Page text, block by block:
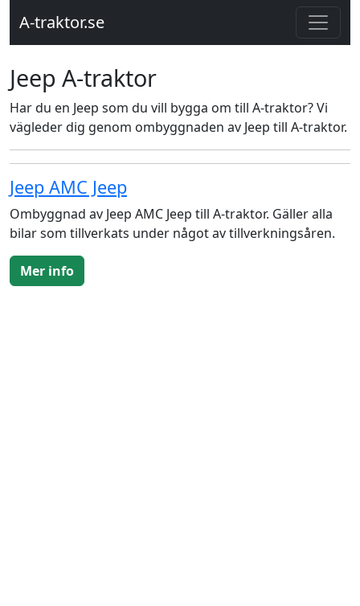
A-traktor.se
Jeep A-traktor
Har du en Jeep som du vill bygga om till A-traktor? Vi
vägleder dig genom ombyggnaden av Jeep till A-traktor.
Jeep AMC Jeep
Ombyggnad av Jeep AMC Jeep till A-traktor. Gäller alla
bilar som tillverkats under något av tillverkningsåren.
Mer info